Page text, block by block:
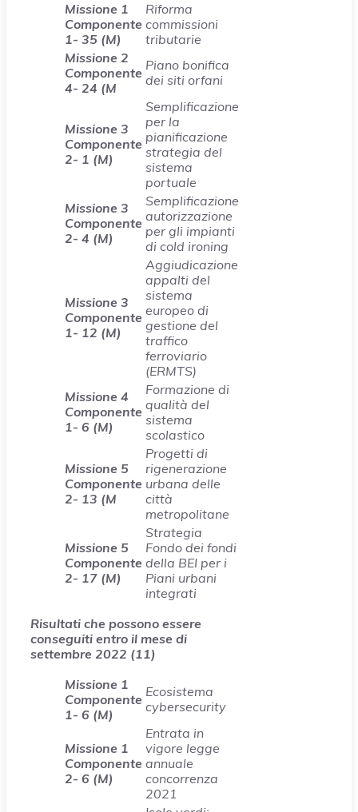
Missione 1
Componente
1- 35 (M)
Riforma
commissioni
tributarie
Missione 2
Componente
4- 24 (M
Piano bonifica
dei siti orfani
Missione 3
Componente
2- 1 (M)
Semplificazione
per la
pianificazione
strategia del
sistema
portuale
Missione 3
Componente
2- 4 (M)
Semplificazione
autorizzazione
per gli impianti
di cold ironing
Missione 3
Componente
1- 12 (M)
Aggiudicazione
appalti del
sistema
europeo di
gestione del
traffico
ferroviario
(ERMTS)
Missione 4
Componente
1- 6 (M)
Formazione di
qualità del
sistema
scolastico
Missione 5
Componente
2- 13 (M
Progetti di
rigenerazione
urbana delle
città
metropolitane
Missione 5
Componente
2- 17 (M)
Strategia
Fondo dei fondi
della BEI per i
Piani urbani
integrati
Risultati che possono essere
conseguiti entro il mese di
settembre 2022 (11)
Missione 1
Componente
1- 6 (M)
Ecosistema
cybersecurity
Missione 1
Componente
2- 6 (M)
Entrata in
vigore legge
annuale
concorrenza
2021